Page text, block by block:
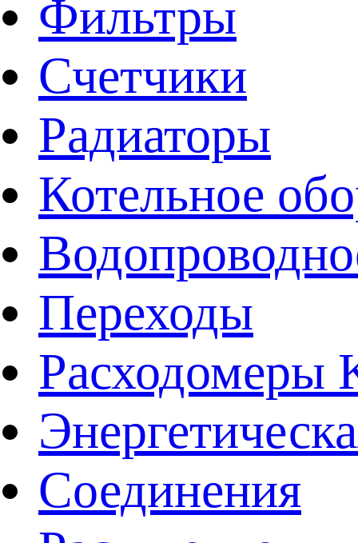
Фильтры
Счетчики
Радиаторы
Котельное
Переходы
Расходомеры
Соединения